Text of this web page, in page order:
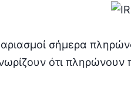
σήμερα
ότι